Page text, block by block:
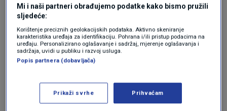
postojećim respiratornim stanjima pod
povećanim rizikom od komplikacija", za širu
javnost "nema potrebe za značajniju
zabrinutost".
J. Ken Wickiser, profesor na Medicinskom
centru Irving Sveučilišta Columbia, ponovio je
Mi i naši partneri obrađujemo podatke kako bismo pružili
sljedeće:
Korištenje preciznih geolokacijskih podataka. Aktivno skeniranje
karakteristika uređaja za identifikaciju. Pohrana i/ili pristup podacima na
uređaju. Personalizirano oglašavanje i sadržaj, mjerenje oglašavanja i
sadržaja, uvidi u publiku i razvoj usluga.
Popis partnera (dobavljača)
Prikaži svrhe Prihvaćam